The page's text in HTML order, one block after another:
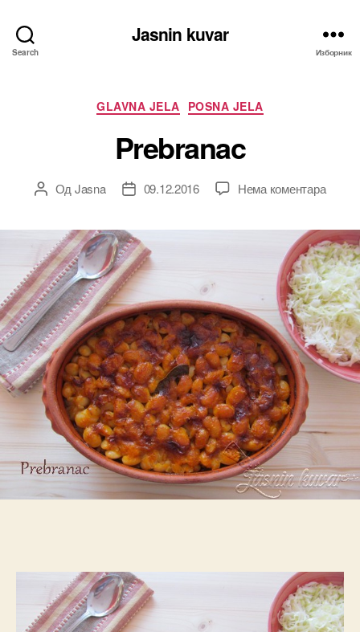
Search
Jasnin kuvar
Изборник
Категорије
GLAVNA JELA POSNA JELA
Prebranac
Аутор
Од Jasna
Датум09.12.2016 Нема коментарана